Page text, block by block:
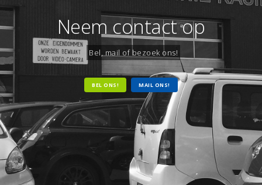
Neem contact op
Bel, mail of bezoek ons!
BEL ONS! MAIL ONS!